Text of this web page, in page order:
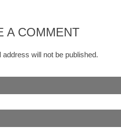
A COMMENT
address will not be published.